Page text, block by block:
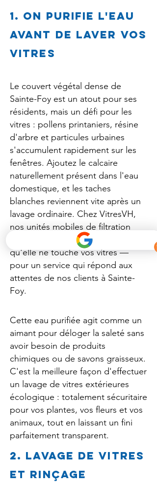
1. On purifie l'eau
avant de laver vos
vitres
Le couvert végétal dense de
Sainte-Foy est un atout pour ses
résidents, mais un défi pour les
vitres : pollens printaniers, résine
d'arbre et particules urbaines
s'accumulent rapidement sur les
fenêtres. Ajoutez le calcaire
naturellement présent dans l'eau
domestique, et les taches
blanches reviennent vite après un
lavage ordinaire. Chez VitresVH,
nos unités mobiles de filtration
purifient l'eau à 100 % avant
qu'elle ne touche vos vitres —
pour un service qui répond aux
attentes de nos clients à Sainte-
Foy.
Cette eau purifiée agit comme un
aimant pour déloger la saleté sans
avoir besoin de produits
chimiques ou de savons graisseux.
C'est la meilleure façon d'effectuer
un lavage de vitres extérieures
écologique : totalement sécuritaire
pour vos plantes, vos fleurs et vos
animaux, tout en laissant un fini
parfaitement transparent.
2. Lavage de vitres
et rinçage